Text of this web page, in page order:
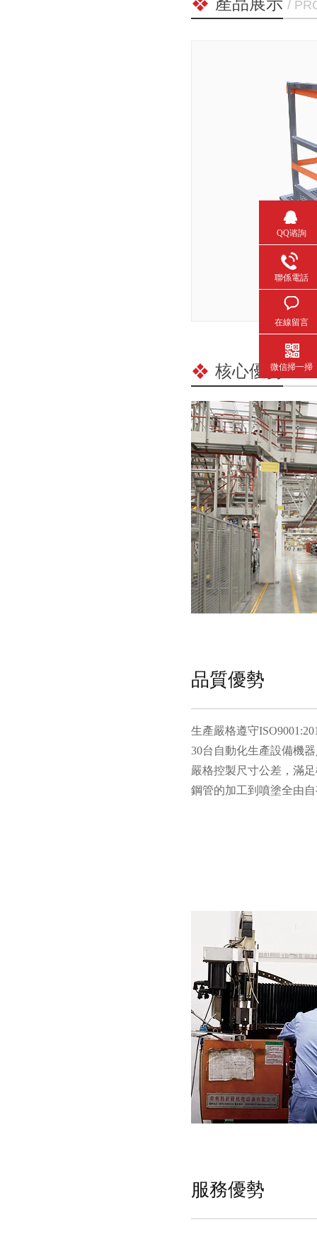
/
核心優勢 /
品質優勢
生產嚴格遵守
30台自動化生產設備機
嚴格控製尺寸公差，滿
鋼管的加工到噴塗全由
服務優勢
QQ谘詢
聯係電話
在線留言
微信掃一掃